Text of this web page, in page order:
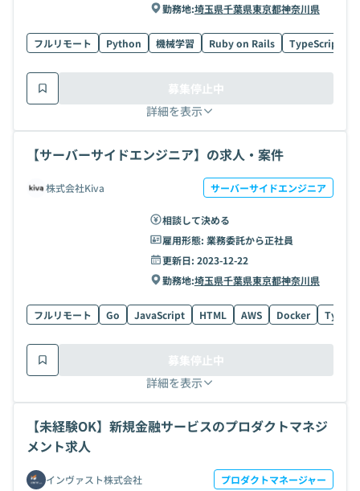
勤務地:埼玉県千葉県東京都神奈川県
フルリモート Python 機械学習 Ruby on Rails TypeScript
詳細を表示
募集停止中
【サーバーサイドエンジニア】の求人・案件
株式会社Kiva サーバーサイドエンジニア
相談して決める
雇用形態: 業務委託から正社員
更新日: 2023-12-22
勤務地:埼玉県千葉県東京都神奈川県
フルリモート Go JavaScript HTML AWS Docker
詳細を表示
募集停止中
【未経験OK】新規金融サービスのプロダクトマネジ
メント求人
インヴァスト株式会社 プロダクトマネージャー